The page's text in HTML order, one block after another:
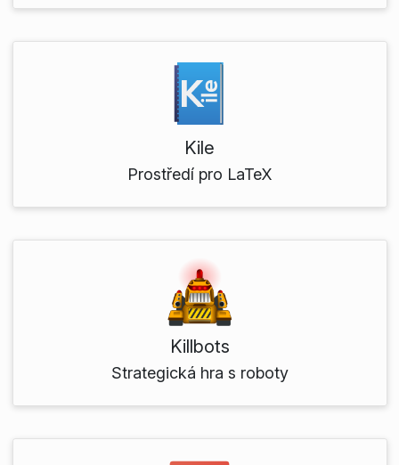
Kile
Prostředí pro LaTeX
Killbots
Strategická hra s roboty